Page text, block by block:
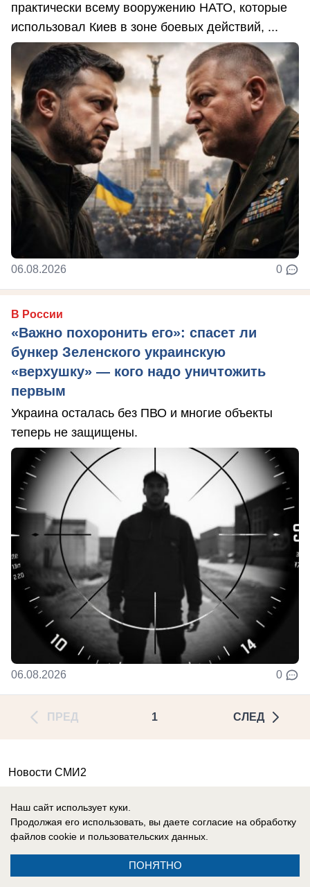
практически всему вооружению НАТО, которые
использовал Киев в зоне боевых действий, ...
06.08.2026 0
В России
«Важно похоронить его»: спасет ли
бункер Зеленского украинскую
«верхушку» — кого надо уничтожить
первым
Украина осталась без ПВО и многие объекты
теперь не защищены.
06.08.2026 0
ПРЕД 1 СЛЕД
Новости СМИ2
Реклама на сайте
Контакты
Наш сайт использует куки.
Продолжая его использовать, вы даете согласие на обработку
файлов cookie и пользовательских данных.
ПОНЯТНО